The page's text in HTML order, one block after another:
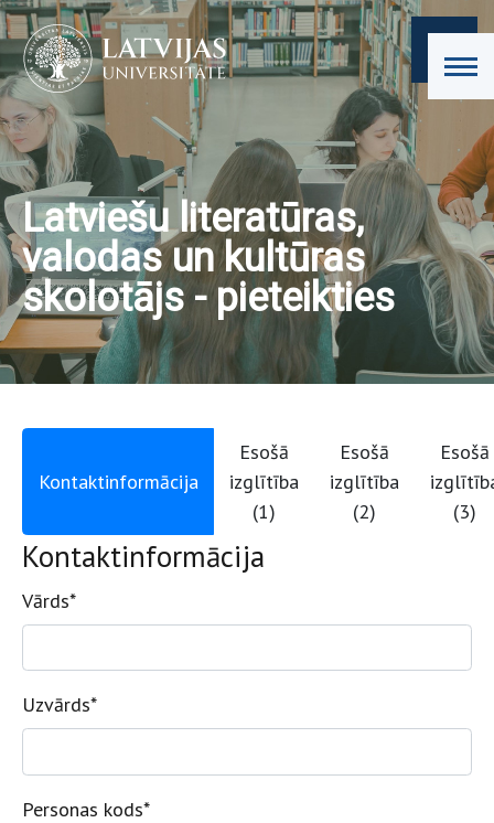
Latviešu literatūras,
valodas un kultūras
skolotājs - pieteikties
Kontaktinformācija
Esošā
izglītība
(1)
Esošā
izglītība
(2)
Esošā
(3)
Kontaktinformācija
Vārds*
Uzvārds*
Personas kods*